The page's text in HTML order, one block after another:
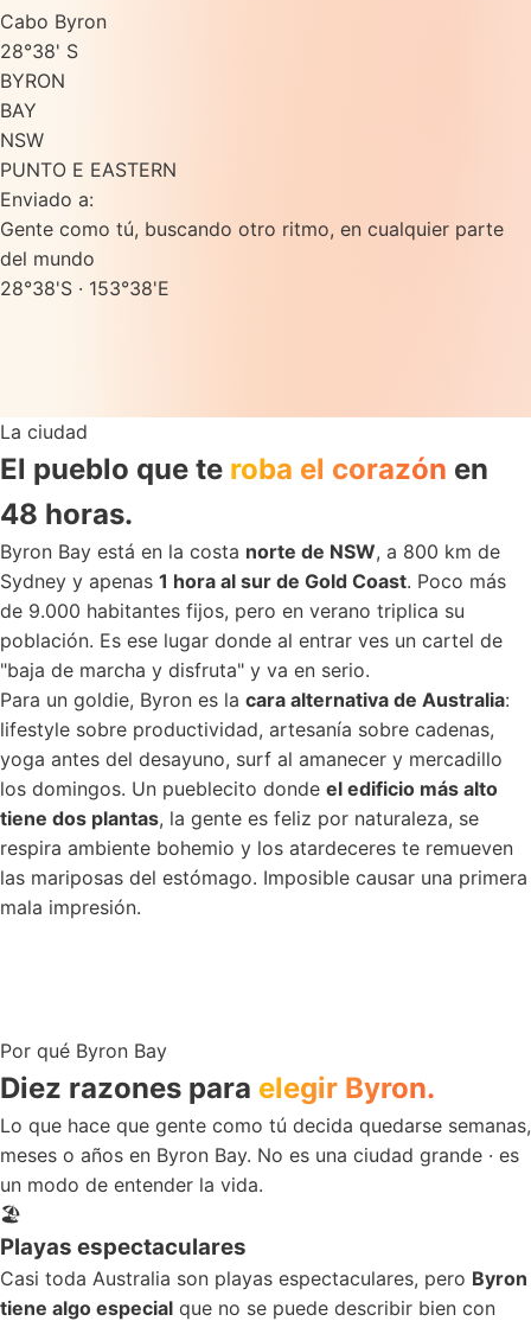
Cabo Byron
28°38' S
BYRON
BAY
NSW
PUNTO E EASTERN
Enviado a:
Gente como tú, buscando otro ritmo, en cualquier parte
del mundo
28°38'S · 153°38'E
La ciudad
El pueblo que te roba el corazón en
48 horas.
Byron Bay está en la costa norte de NSW, a 800 km de
Sydney y apenas 1 hora al sur de Gold Coast. Poco más
de 9.000 habitantes fijos, pero en verano triplica su
población. Es ese lugar donde al entrar ves un cartel de
"baja de marcha y disfruta" y va en serio.
Para un goldie, Byron es la cara alternativa de Australia:
lifestyle sobre productividad, artesanía sobre cadenas,
yoga antes del desayuno, surf al amanecer y mercadillo
los domingos. Un pueblecito donde el edificio más alto
tiene dos plantas, la gente es feliz por naturaleza, se
respira ambiente bohemio y los atardeceres te remueven
las mariposas del estómago. Imposible causar una primera
mala impresión.
Por qué Byron Bay
Diez razones para elegir Byron.
Lo que hace que gente como tú decida quedarse semanas,
meses o años en Byron Bay. No es una ciudad grande · es
un modo de entender la vida.
🏖️
Playas espectaculares
Casi toda Australia son playas espectaculares, pero Byron
tiene algo especial que no se puede describir bien con